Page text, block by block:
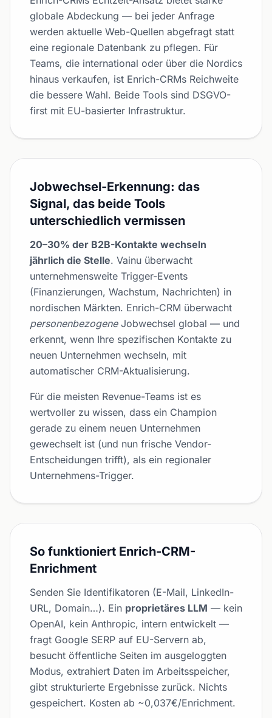
globale Abdeckung — bei jeder Anfrage
werden aktuelle Web-Quellen abgefragt statt
eine regionale Datenbank zu pflegen. Für
Teams, die international oder über die Nordics
hinaus verkaufen, ist Enrich-CRMs Reichweite
die bessere Wahl. Beide Tools sind DSGVO-
first mit EU-basierter Infrastruktur.
Jobwechsel-Erkennung: das
Signal, das beide Tools
unterschiedlich vermissen
20–30% der B2B-Kontakte wechseln
jährlich die Stelle. Vainu überwacht
unternehmensweite Trigger-Events
(Finanzierungen, Wachstum, Nachrichten) in
nordischen Märkten. Enrich-CRM überwacht
personenbezogeneJobwechsel global — und
erkennt, wenn Ihre spezifischen Kontakte zu
neuen Unternehmen wechseln, mit
automatischer CRM-Aktualisierung.
Für die meisten Revenue-Teams ist es
wertvoller zu wissen, dass ein Champion
gerade zu einem neuen Unternehmen
gewechselt ist (und nun frische Vendor-
Entscheidungen trifft), als ein regionaler
Unternehmens-Trigger.
So funktioniert Enrich-CRM-
Enrichment
Senden Sie Identifikatoren (E-Mail, LinkedIn-
URL, Domain…). Ein proprietäres LLM — kein
OpenAI, kein Anthropic, intern entwickelt —
fragt Google SERP auf EU-Servern ab,
besucht öffentliche Seiten im ausgeloggten
Modus, extrahiert Daten im Arbeitsspeicher,
gibt strukturierte Ergebnisse zurück. Nichts
gespeichert. Kosten ab ~0,037€/Enrichment.